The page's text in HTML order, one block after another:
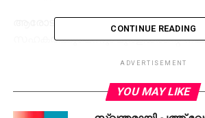
ആരോടും അയിത്തമില്ലെന്നും
സഹകരിക്കുമെന്നും മുരളീധരന്റെ
ശ്രീധരന്‍പിള്ളയാണ്
നല്‍കിയത്. പാര്‍ട്ടി
CONTINUE READING
ADVERTISEMENT
YOU MAY LIKE